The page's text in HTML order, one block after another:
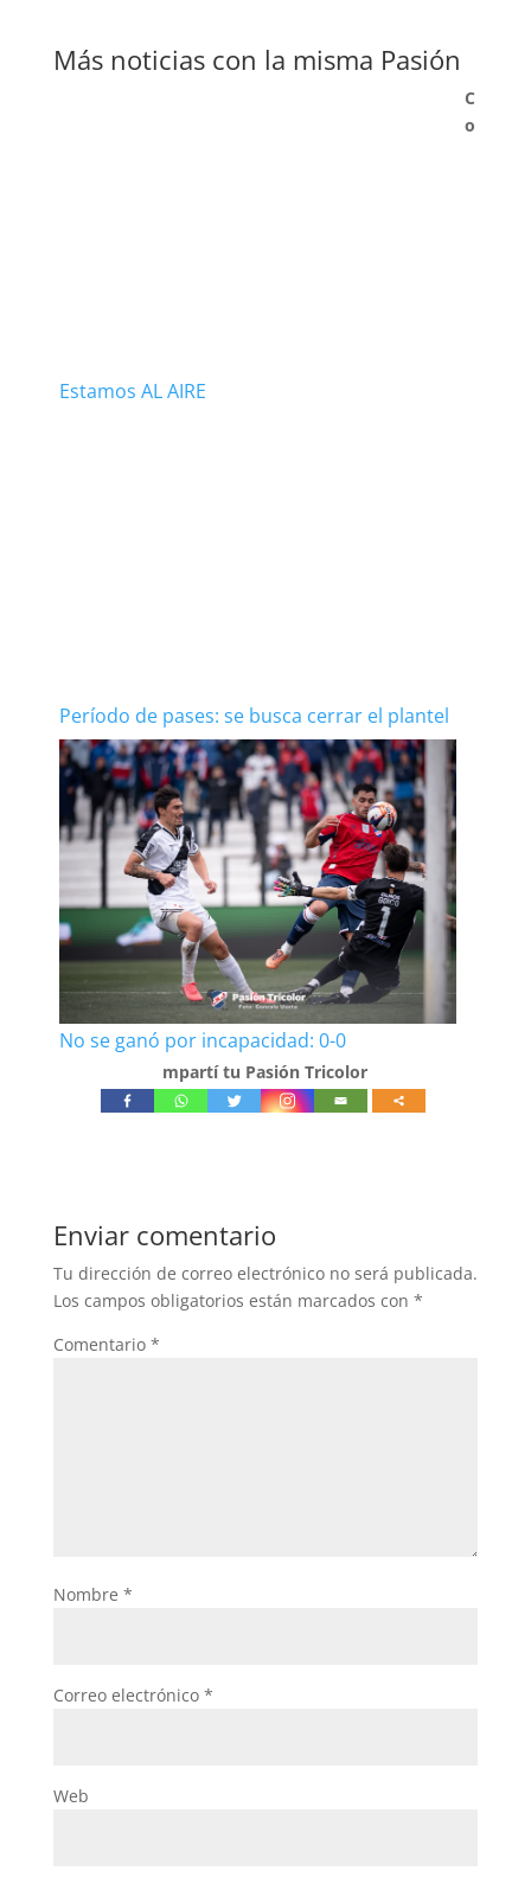
Más noticias con la misma Pasión
Estamos AL AIRE
Período de pases: se busca cerrar el plantel
No se ganó por incapacidad: 0-0
C
o
mpartí tu Pasión Tricolor
Enviar comentario
Tu dirección de correo electrónico no será publicada.
Los campos obligatorios están marcados con *
Comentario *
Nombre *
Correo electrónico *
Web